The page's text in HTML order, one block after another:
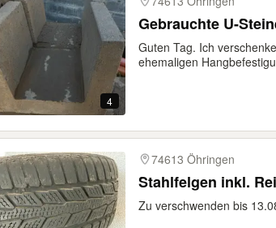
4
Gebrauchte U-
Guten Tag. Ich
ehemaligen
74613 Öhringen
Stahlfelgen inkl.
Zu verschwenden bis